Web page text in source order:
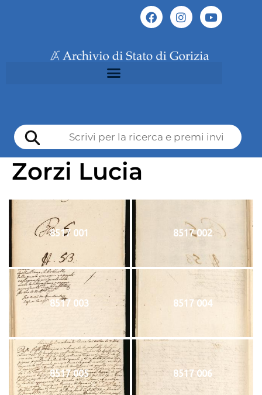
Zorzi Lucia
8517 001 8517 002
8517 003 8517 004
8517 005 8517 006